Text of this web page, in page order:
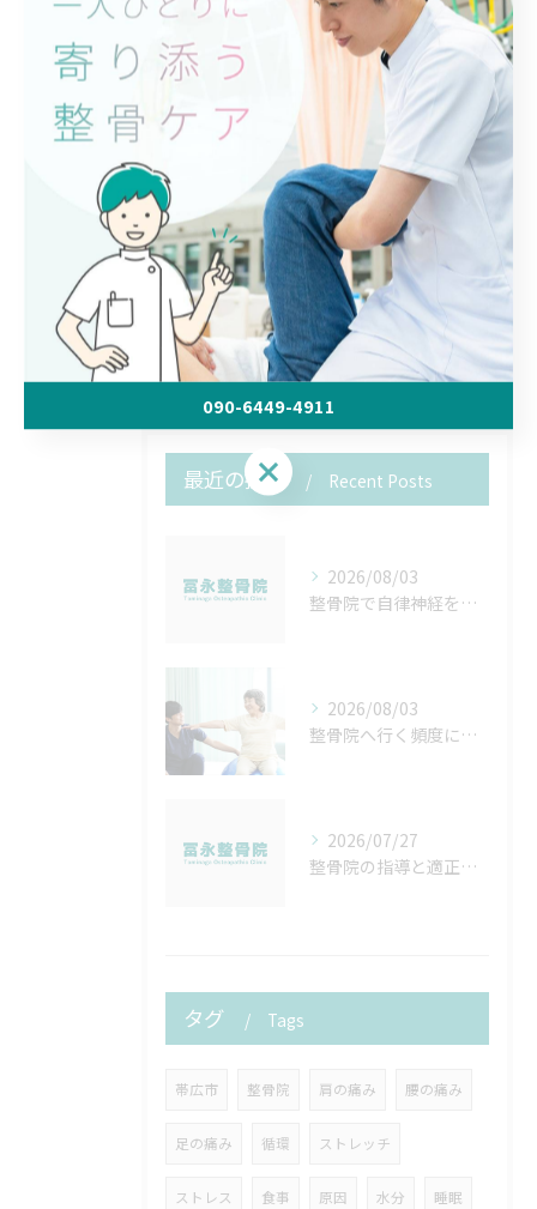
姿勢の悪さでお悩みの方は、帯広市の『冨永整骨院』に
お問い合わせください。
予約制にて対応しておりますので、お気軽にご連絡くだ
< 前のページ 一覧に戻る 次のページ >
最近の投稿 Recent Posts
2026/08/03
整骨院で自律神経を整える方法と北海道帯広市松前郡松前町で安心して通院するコツ
2026/08/03
整骨院へ行く頻度について
2026/07/27
整骨院の指導と適正算定を徹底するための実践ポイントと院内マニュアル作成法
タグ Tags
帯広市 整骨院 肩の痛み 腰の痛み
足の痛み 循環 ストレッチ
ストレス 食事 原因 水分 睡眠
090-6449-4911
090-6449-4911